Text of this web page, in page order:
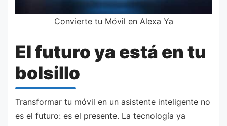
Convierte tu Móvil en Alexa Ya
El futuro ya está en tu
bolsillo
Transformar tu móvil en un asistente inteligente no
es el futuro: es el presente. La tecnología ya